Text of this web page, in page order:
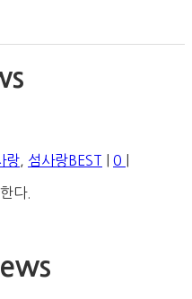
랑 섬사랑BEST 0
다.